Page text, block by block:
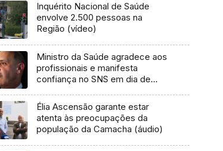
Inquérito Nacional de Saúde
envolve 2.500 pessoas na
Região (vídeo)
Ministro da Saúde agradece aos
profissionais e manifesta
confiança no SNS em dia de
Élia Ascensão garante estar
atenta às preocupações da
população da Camacha (áudio)